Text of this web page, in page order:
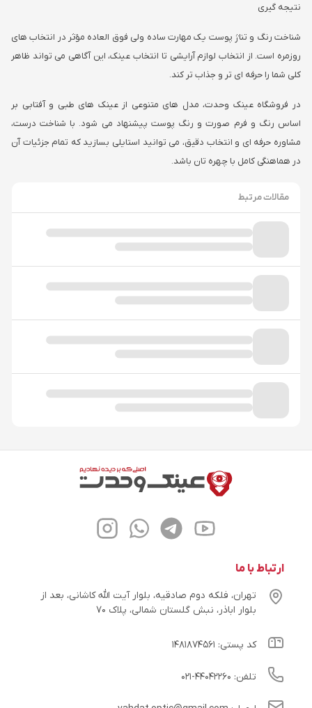
نتیجه گیری
شناخت رنگ و تناژ پوست یک مهارت ساده ولی فوق العاده مؤثر در انتخاب های
روزمره است. از انتخاب لوازم آرایشی تا انتخاب عینک، این آگاهی می تواند ظاهر
کلی شما را حرفه ای تر و جذاب تر کند.
در فروشگاه عینک وحدت، مدل های متنوعی از عینک های طبی و آفتابی بر
اساس رنگ و فرم صورت و رنگ پوست پیشنهاد می شود. با شناخت درست،
مشاوره حرفه ای و انتخاب دقیق، می توانید استایلی بسازید که تمام جزئیات آن
در هماهنگی کامل با چهره تان باشد.
مقالات مرتبط
ارتباط با ما
تهران، فلکه دوم صادقیه، بلوار آیت الله کاشانی، بعد از
بلوار اباذر، نبش گلستان شمالی، پلاک ۷۰
کد پستی: ۱۴۸۱۸۷۴۵۶۱
تلفن: ۴۴۰۴۲۲۶۰-۰۲۱